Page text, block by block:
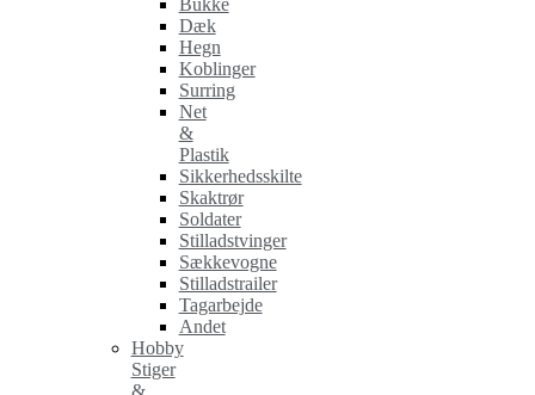
Bukke
Dæk
Hegn
Koblinger
Surring
Net
&
Plastik
Sikkerhedsskilte
Skaktrør
Soldater
Stilladstvinger
Sækkevogne
Stilladstrailer
Tagarbejde
Andet
Hobby
Stiger
&